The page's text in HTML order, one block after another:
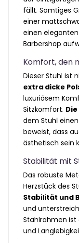
fällt. Samtiges
einer
einen
Barbershop
Komfort, den
Dieser Stuhl ist
extra dicke
luxuriösem
Sitzkomfort.
dem Stuhl
beweist, dass
ästhetisch sein
Stabilität mit
Das robuste
Herzstück des
Stabilität und
und
Stahlrahmen ist
und